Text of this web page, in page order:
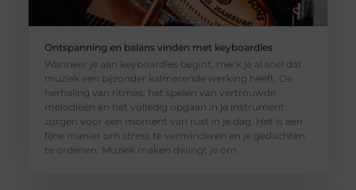
Ontspanning en balans vinden met keyboardles
Wanneer je aan keyboardles begint, merk je al snel dat
muziek een bijzonder kalmerende werking heeft. De
herhaling van ritmes, het spelen van vertrouwde
melodieën en het volledig opgaan in je instrument
zorgen voor een moment van rust in je dag. Het is een
fijne manier om stress te verminderen en je gedachten
te ordenen. Muziek maken dwingt je om